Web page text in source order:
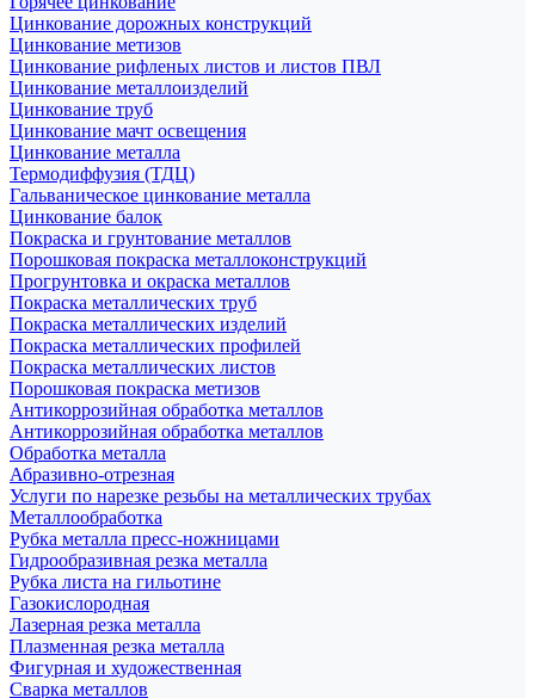
Цинкование дорожных конструкций
Цинкование метизов
Цинкование рифленых листов и листов ПВЛ
Цинкование металлоизделий
Цинкование труб
Цинкование мачт освещения
Цинкование металла
Термодиффузия (ТДЦ)
Гальваническое цинкование металла
Цинкование балок
Покраска и грунтование металлов
Порошковая покраска металлоконструкций
Прогрунтовка и окраска металлов
Покраска металлических труб
Покраска металлических изделий
Покраска металлических профилей
Покраска металлических листов
Порошковая покраска метизов
Антикоррозийная обработка металлов
Антикоррозийная обработка металлов
Обработка металла
Абразивно-отрезная
Услуги по нарезке резьбы на металлических трубах
Металлообработка
Рубка металла пресс-ножницами
Гидрообразивная резка металла
Рубка листа на гильотине
Газокислородная
Лазерная резка металла
Плазменная резка металла
Фигурная и художественная
Сварка металлов